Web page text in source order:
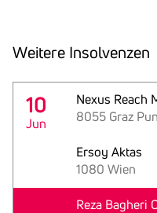
Weitere Insol­venzen
10
Jun
Nexus Reach
8055 Graz
Ersoy Aktas
1080 Wien
Reza Bagheri